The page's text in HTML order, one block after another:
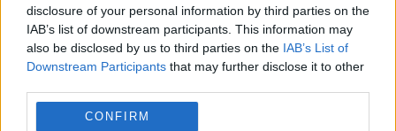
disclosure of your personal information by third parties on the
IAB’s list of downstream participants. This information may
also be disclosed by us to third parties on the IAB’s List of
Downstream Participants that may further disclose it to other
CONFIRM
At the end of the video, the sound of an
explosion is heard – whether it was the drone
being⬇️pic.twitter.com/WcHCbxLpJm
— Alf Really 🇺🇦🇺🇲🇬🇧🇨🇦🇪🇺🇮🇱🇩🇪
🇵🇱 (@vik8867dn)